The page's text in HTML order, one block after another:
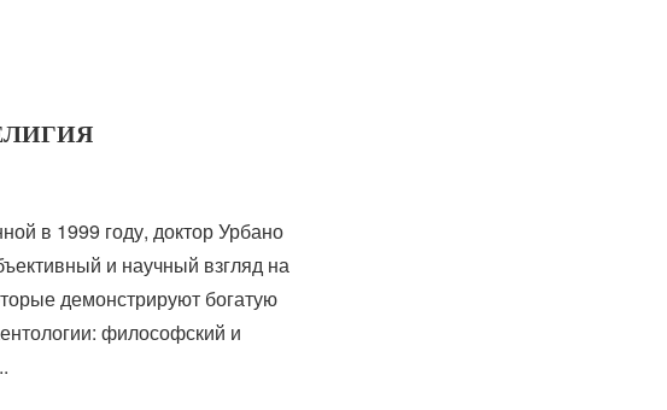
в 1999 году, доктор Урбано
и научный взгляд на
демонстрируют богатую
философский и